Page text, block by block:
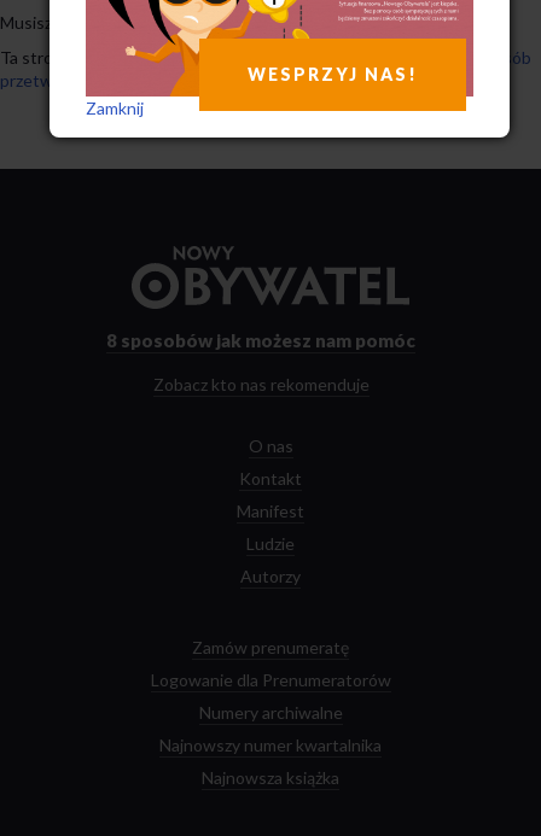
Musisz się zalogować, aby móc dodać komentarz.
Ta strona używa Akismet do redukcji spamu.
Dowiedz się, w jaki sposób
przetwarzane są dane Twoich komentarzy.
strony
8 sposobów jak możesz nam pomóc
Zobacz kto nas rekomenduje
O nas
Kontakt
Manifest
Ludzie
Autorzy
Zamów prenumeratę
Logowanie dla Prenumeratorów
Numery archiwalne
Najnowszy numer kwartalnika
Najnowsza książka
WESPRZYJ NAS!
Zamknij